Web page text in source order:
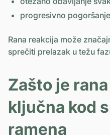
progresivno
Rana reakcija može
sprečiti prelazak u težu
Zašto je
ključna kod
ramena